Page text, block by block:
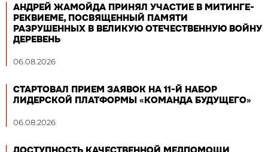
АНДРЕЙ ЖАМОЙДА ПРИНЯЛ УЧАСТИЕ В МИТИНГЕ-
РЕКВИЕМЕ, ПОСВЯЩЕННЫЙ ПАМЯТИ
РАЗРУШЕННЫХ В ВЕЛИКУЮ ОТЕЧЕСТВЕННУЮ ВОЙНУ
ДЕРЕВЕНЬ
06.08.2026
СТАРТОВАЛ ПРИЕМ ЗАЯВОК НА 11-Й НАБОР
ЛИДЕРСКОЙ ПЛАТФОРМЫ «КОМАНДА БУДУЩЕГО»
06.08.2026